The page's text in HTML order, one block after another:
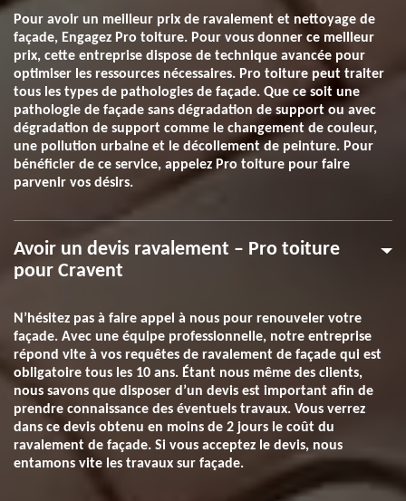
Pour avoir un meilleur prix de ravalement et nettoyage de
façade, Engagez Pro toiture. Pour vous donner ce meilleur
prix, cette entreprise dispose de technique avancée pour
optimiser les ressources nécessaires. Pro toiture peut traiter
tous les types de pathologies de façade. Que ce soit une
pathologie de façade sans dégradation de support ou avec
dégradation de support comme le changement de couleur,
une pollution urbaine et le décollement de peinture. Pour
bénéficier de ce service, appelez Pro toiture pour faire
parvenir vos désirs.
Avoir un devis ravalement – Pro toiture
pour Cravent
N’hésitez pas à faire appel à nous pour renouveler votre
façade. Avec une équipe professionnelle, notre entreprise
répond vite à vos requêtes de ravalement de façade qui est
obligatoire tous les 10 ans. Étant nous même des clients,
nous savons que disposer d’un devis est important afin de
prendre connaissance des éventuels travaux. Vous verrez
dans ce devis obtenu en moins de 2 jours le coût du
ravalement de façade. Si vous acceptez le devis, nous
entamons vite les travaux sur façade.